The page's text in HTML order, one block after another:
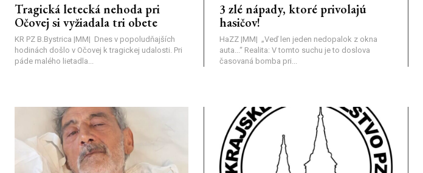
Tragická letecká nehoda pri
Očovej si vyžiadala tri obete
KR PZ B.Bystrica |MM| Dnes v popoludňajších
hodinách došlo v Očovej k tragickej udalosti. Pri
páde malého lietadla...
3 zlé nápady, ktoré privolajú
hasičov!
HaZZ |MM| ​„Veď len jeden nedopalok z okna
auta...“ ​Realita: V tomto suchu je to doslova
časovaná bomba pri...